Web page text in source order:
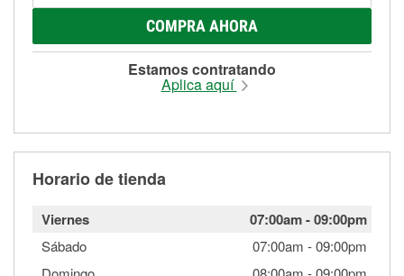
COMPRA AHORA
Estamos contratando
Aplica aquí
Horario de tienda
Viernes 07:00am-09:00pm
Sábado 07:00am -09:00pm